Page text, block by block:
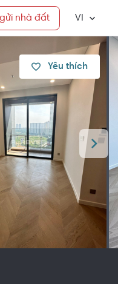
gửi nhà đất VI
Yêu thích